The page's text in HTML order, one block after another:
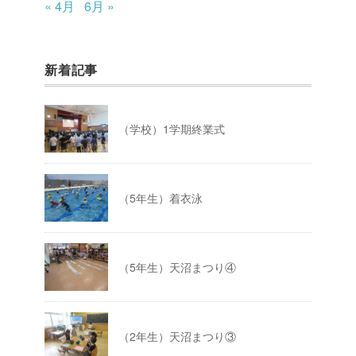
« 4月 6月 »
新着記事
（学校）1学期終業式
（5年生）着衣泳
（5年生）天沼まつり④
（2年生）天沼まつり③